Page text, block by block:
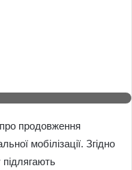
продовження
мобілізації. Згідно